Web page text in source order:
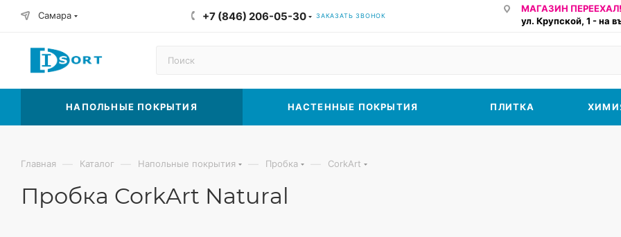
Самара +7 (846) 206-05-30 ЗАКАЗАТЬ ЗВОНОК
МАГАЗИН
ул. Крупской, 1 - на
НАПОЛЬНЫЕ ПОКРЫТИЯ НАСТЕННЫЕ ПОКРЫТИЯ ПЛИТКА
Главная — Каталог — Напольные покрытия — Пробка — CorkArt
Пробка CorkArt Natural